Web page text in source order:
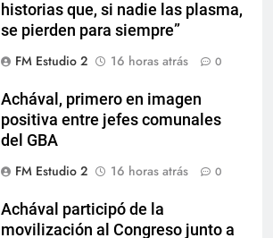
historias que, si nadie las plasma,
se pierden para siempre”
FM Estudio 2
16 horas atrás 0
Achával, primero en imagen
positiva entre jefes comunales
del GBA
FM Estudio 2
16 horas atrás 0
Achával participó de la
movilización al Congreso junto a